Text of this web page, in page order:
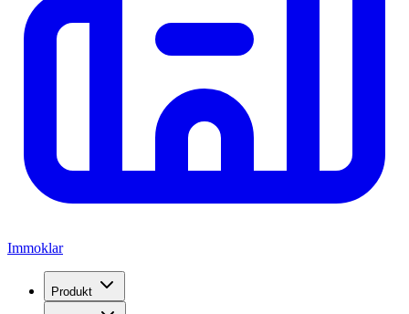
Immoklar
Produkt